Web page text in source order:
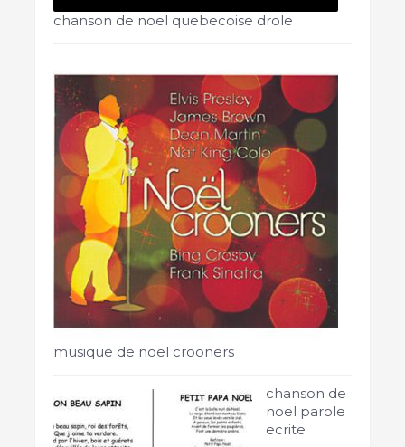
chanson de noel quebecoise drole
musique de noel crooners
chanson de
noel parole
ecrite